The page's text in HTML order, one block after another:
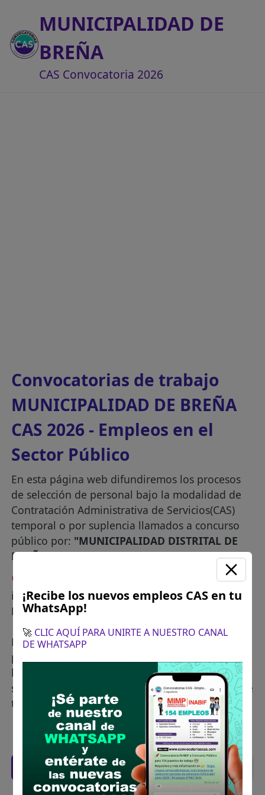
MUNICIPALIDAD DE
BREÑA
CAS Convocatoria 2026
Convocatorias de trabajo
MUNICIPALIDAD DE BREÑA
CAS 2026 - Empleos en el
Sector Público
En esta página web difundiremos los procesos
de selección de personal bajo la modalidad de
Contratación Administrativa de Servicios(CAS)
temporal o por suplencia llamados a concurso
público por: "MUNICIPALIDAD DISTRITAL DE
BREÑA".
😀 Hay 1 ofertas de empleo
integrar nuevo personal aMUNICIPALIDAD DE
BREÑAmediante un proceso de selección CAS.
Para cada puesto se informa los links oficiales
para descargar las bases de la convocatoria. En
las bases podrá informarse sobre los requisitos,
sueldos, años de experiencia requerido, lugar de
trabajo, cronograma, anexos, como postular, etc
Lista de empleos CAS vigentes:
¡Recibe los nuevos empleos CAS en tu
WhatsApp!
🚀 CLIC AQUÍ PARA UNIRTE A NUESTRO CANAL
DE WHATSAPP